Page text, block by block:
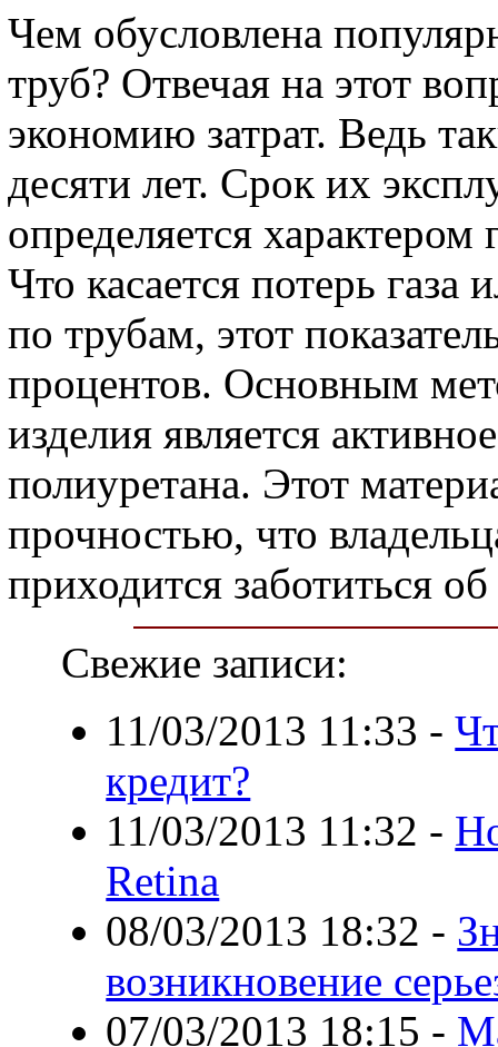
Чем обусловлена
труб? Отвечая на этот
экономию затрат. Ведь
десяти лет. Срок их
определяется
Что касается потерь
по трубам, этот
процентов. Основным
изделия является
полиуретана. Этот
прочностью, что
приходится заботиться
Свежие записи:
11/03/2013 11:33 -
кредит?
11/03/2013 11:32 -
Retina
08/03/2013 18:32 -
возникновение
07/03/2013 18:15 -